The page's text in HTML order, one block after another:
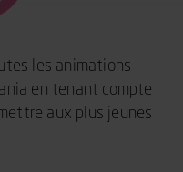
les animations
en tenant compte
aux plus jeunes